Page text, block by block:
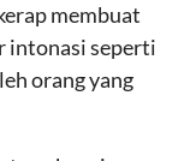
membuat
intonasi seperti
orang yang